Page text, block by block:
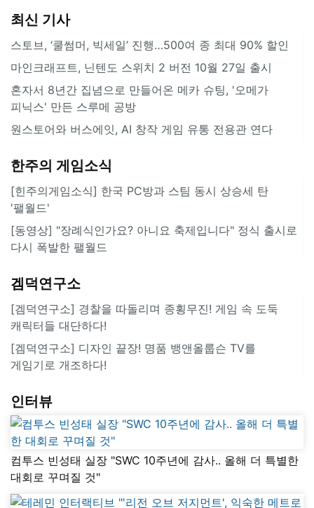
최신 기사
스토브, ‘쿨썸머, 빅세일’ 진행…500여 종 최대 90% 할인
마인크래프트, 닌텐도 스위치 2 버전 10월 27일 출시
혼자서 8년간 집념으로 만들어온 메카 슈팅, '오메가
피닉스' 만든 스루메 공방
원스토어와 버스에잇, AI 창작 게임 유통 전용관 연다
한주의 게임소식
[힌주의게임소식] 한국 PC방과 스팀 동시 상승세 탄
'팰월드'
[동영상] "장례식인가요? 아니요 축제입니다" 정식 출시로
다시 폭발한 팰월드
겜덕연구소
[겜덕연구소] 경찰을 따돌리며 종횡무진! 게임 속 도둑
캐릭터들 대단하다!
[겜덕연구소] 디자인 끝장! 명품 뱅앤올룹슨 TV를
게임기로 개조하다!
인터뷰
컴투스 빈성태 실장 "SWC 10주년에 감사.. 올해 더 특별한
대회로 꾸며질 것"